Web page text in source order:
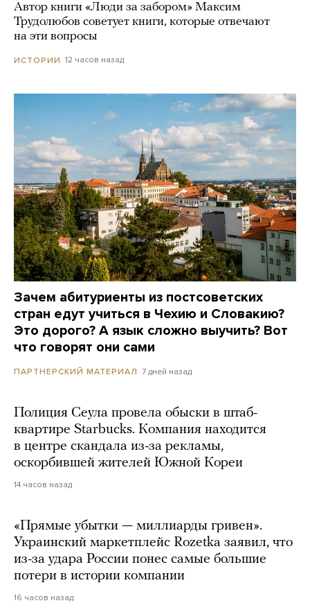
Автор книги «Люди за забором» Максим
Трудолюбов советует книги, которые отвечают
на эти вопросы
ИСТОРИИ 12 часов назад
Зачем абитуриенты из постсоветских
стран едут учиться в Чехию и Словакию?
Это дорого? А язык сложно выучить? Вот
что говорят они сами
ПАРТНЕРСКИЙ МАТЕРИАЛ 7 дней назад
Полиция Сеула провела обыски в штаб-
квартире Starbucks. Компания находится
в центре скандала из-за рекламы,
оскорбившей жителей Южной Кореи
14 часов назад
«Прямые убытки — миллиарды гривен».
Украинский маркетплейс Rozetka заявил, что
из-за удара России понес самые большие
потери в истории компании
16 часов назад